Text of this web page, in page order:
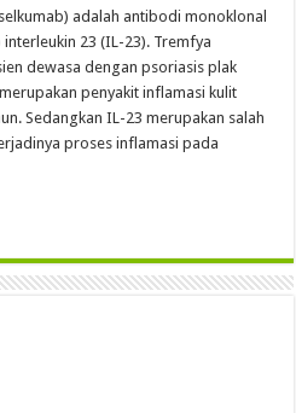
adalah antibodi monoklonal
23 (IL-23). Tremfya
dewasa dengan psoriasis plak
penyakit inflamasi kulit
Sedangkan IL-23 merupakan salah
proses inflamasi pada